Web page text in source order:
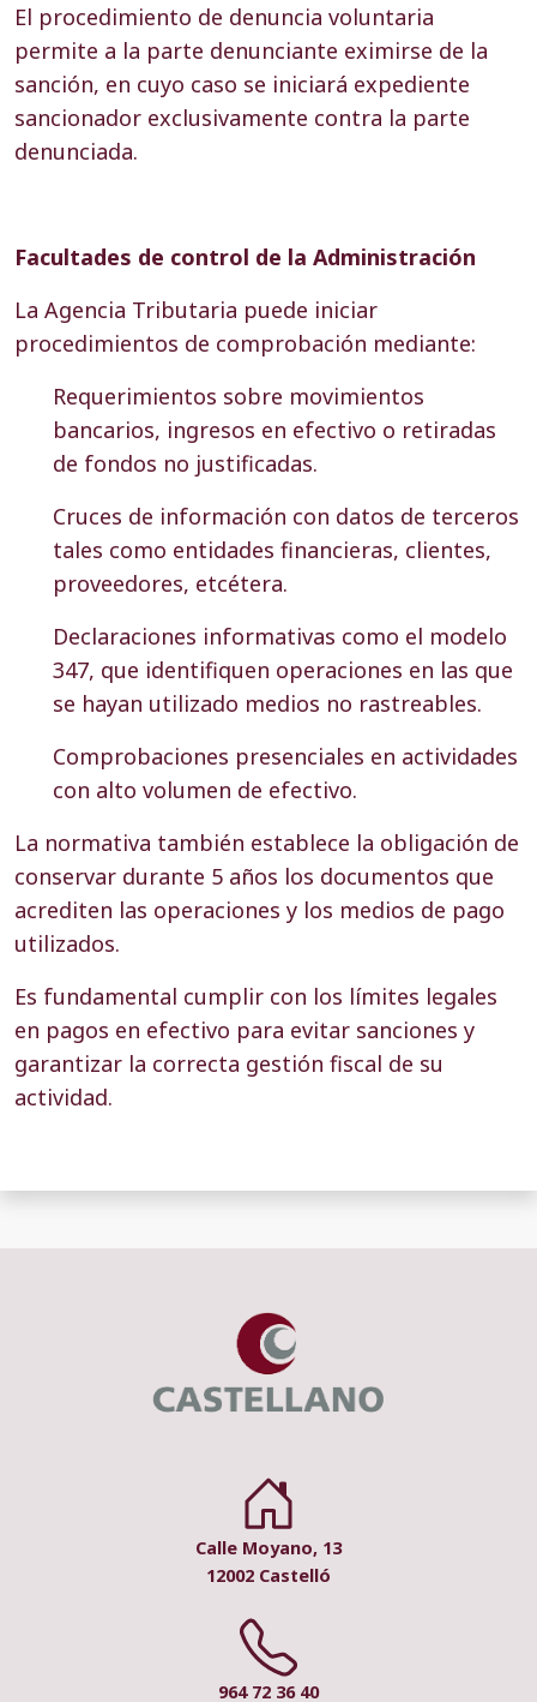
El procedimiento de denuncia voluntaria
permite a la parte denunciante eximirse de la
sanción, en cuyo caso se iniciará expediente
sancionador exclusivamente contra la parte
denunciada.
Facultades de control de la Administración
La Agencia Tributaria puede iniciar
procedimientos de comprobación mediante:
Requerimientos sobre movimientos
bancarios, ingresos en efectivo o retiradas
de fondos no justificadas.
Cruces de información con datos de terceros
tales como entidades financieras, clientes,
proveedores, etcétera.
Declaraciones informativas como el modelo
347, que identifiquen operaciones en las que
se hayan utilizado medios no rastreables.
Comprobaciones presenciales en actividades
con alto volumen de efectivo.
La normativa también establece la obligación de
conservar durante 5 años los documentos que
acrediten las operaciones y los medios de pago
utilizados.
Es fundamental cumplir con los límites legales
en pagos en efectivo para evitar sanciones y
garantizar la correcta gestión fiscal de su
actividad.
Calle Moyano, 13
12002 Castelló
964 72 36 40